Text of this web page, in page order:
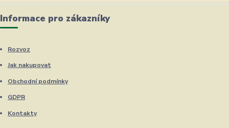
Informace pro zákazníky
Rozvoz
Jak nakupovat
Obchodní podmínky
GDPR
Kontakty